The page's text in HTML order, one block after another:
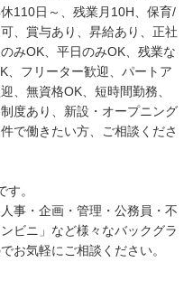
110日～、残業月10H、保育/
、賞与あり、昇給あり、正社
みOK、平日のみOK、残業な
、フリーター歓迎、パートア
、無資格OK、短時間勤務、
度あり、新設・オープニング
で働きたい方、ご相談くださ
。
事・企画・管理・公務員・不
ビニ」など様々なバックグラ
お気軽にご相談ください。